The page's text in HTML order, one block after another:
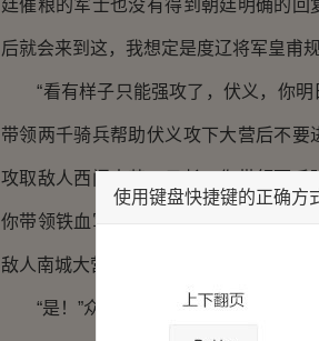
廷催粮的军士也没有得到朝廷明确的
后就会来到这，我想定是度辽将军皇甫
“看有样子只能强攻了，伏义，你明
带领两千骑兵帮助伏义攻下大营后不
攻取敌人西门大营，云长，你带领两千
你带领铁血军和子满的三千骑兵在背
敌人南城大营。”雷云下令道。
“是！”众人拱手道。
使用键盘快捷键的正确方